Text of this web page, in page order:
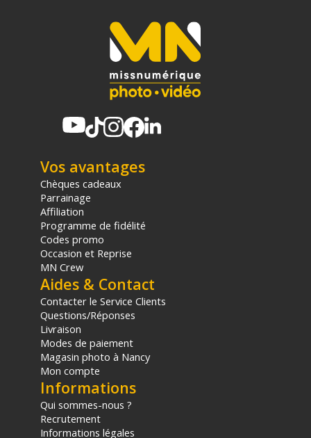
Vos avantages
Chèques cadeaux
Parrainage
Affiliation
Programme de fidélité
Codes promo
Occasion et Reprise
MN Crew
Aides & Contact
Contacter le Service Clients
Questions/Réponses
Livraison
Modes de paiement
Magasin photo à Nancy
Mon compte
Informations
Qui sommes-nous ?
Recrutement
Informations légales